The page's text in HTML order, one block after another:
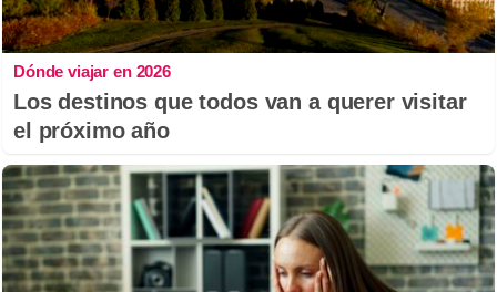
Dónde viajar en 2026
Los destinos que todos van a querer visitar
el próximo año